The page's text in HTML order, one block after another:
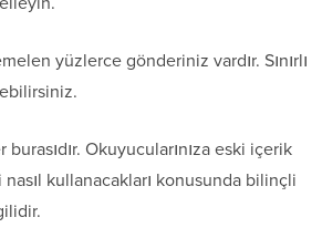
yüzlerce gönderiniz vardır. Sınırlı
Okuyucularınıza eski içerik
kullanacakları konusunda bilinçli